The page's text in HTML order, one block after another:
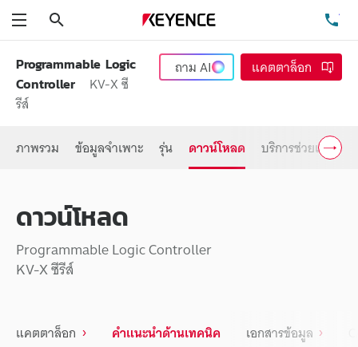
Programmable Logic
Controller
KV-X ซี
รีส์
ถามAI แคตตาล็อก
ภาพรวม ข้อมูลจำเพาะ รุ่น ดาวน์โหลด บริการช่วยเหลือ
ดาวน์โหลด
Programmable Logic Controller
KV-X ซีรีส์
แคตตาล็อก คำแนะนำด้านเทคนิค เอกสารข้อมูล